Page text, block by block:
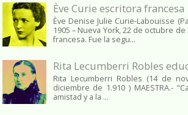
Ève Curie escritora francesa
Ève Denise Julie Curie-Labouisse
1905 – Nueva York, 22 de octubre
francesa. Fue la segu...
Rita Lecumberri Robles
Rita Lecumberri Robles (14 de
diciembre de 1.910 ) MAESTRA.-
amistad y a la ...